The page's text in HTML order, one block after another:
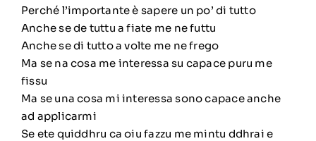
Perché l’importante è sapere un po’ di tutto
Anche se de tuttu a fiate me ne futtu
Anche se di tutto a volte me ne frego
Ma se na cosa me interessa su capace puru me
fissu
Ma se una cosa mi interessa sono capace anche
ad applicarmi
Se ete quiddhru ca oiu fazzu me mintu ddhrai e